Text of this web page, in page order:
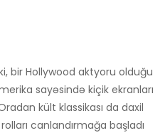
bir Hollywood aktyoru olduğu
sayəsində kiçik ekranları
kült klassikası da daxil
canlandırmağa başladı